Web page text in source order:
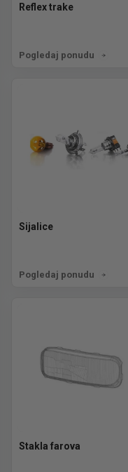
Reflex trake
Pogledaj ponudu
Sijalice
Pogledaj ponudu
Stakla farova